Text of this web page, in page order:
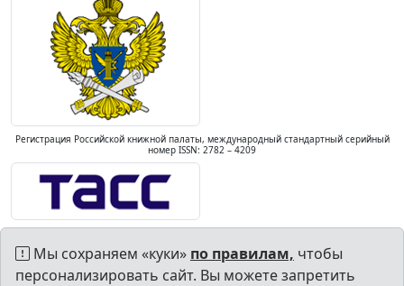
Регистрация Российской книжной палаты, международный стандартный серийный
номер ISSN: 2782 – 4209
Мы сохраняем «куки» по правилам, чтобы
персонализировать сайт. Вы можете запретить